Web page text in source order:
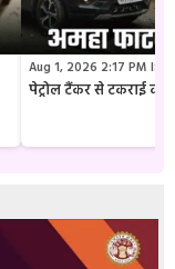
Aug 1, 2026 2:17 PM IST
पेट्रोल टैंकर से टकराई